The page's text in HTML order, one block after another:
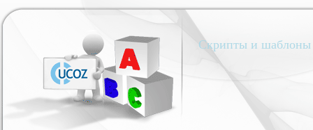
Скрипты и шаблоны